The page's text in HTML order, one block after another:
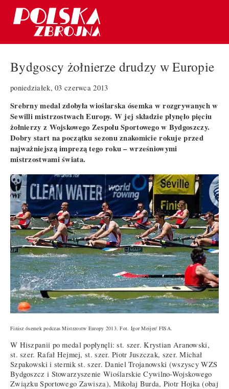
Bydgoscy żołnierze drudzy w Europie
poniedziałek, 03 czerwca 2013
Srebrny medal zdobyła wioślarska ósemka w rozgrywanych w
Sewilli mistrzostwach Europy. W jej składzie płynęło pięciu
żołnierzy z Wojskowego Zespołu Sportowego w Bydgoszczy.
Dobry start na początku sezonu znakomicie rokuje przed
najważniejszą imprezą tego roku – wrześniowymi
mistrzostwami świata.
Finisz ósemek podczas Mistrzostw Europy 2013. Fot. Igor Meijer/ FISA.
W Hiszpanii po medal popłynęli: st. szer. Krystian Aranowski,
st. szer. Rafał Hejmej, st. szer. Piotr Juszczak, szer. Michał
Szpakowski i sternik st. szer. Daniel Trojanowski (wszyscy WZS
Bydgoszcz i Stowarzyszenie Wioślarskie Cywilno-Wojskowego
Związku Sportowego Zawisza), Mikołaj Burda, Piotr Hojka (obaj